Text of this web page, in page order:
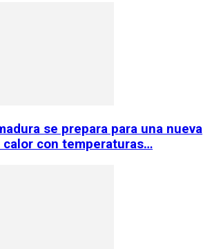
se prepara para una nueva
calor con temperaturas…